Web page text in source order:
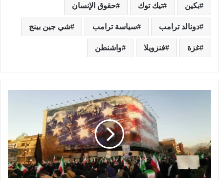
بكين تيك توك حقوق الإنسان
دونالد ترامب سياسة ترامب شي جين بينج
غزة فنزويلا واشنطن
و
ة